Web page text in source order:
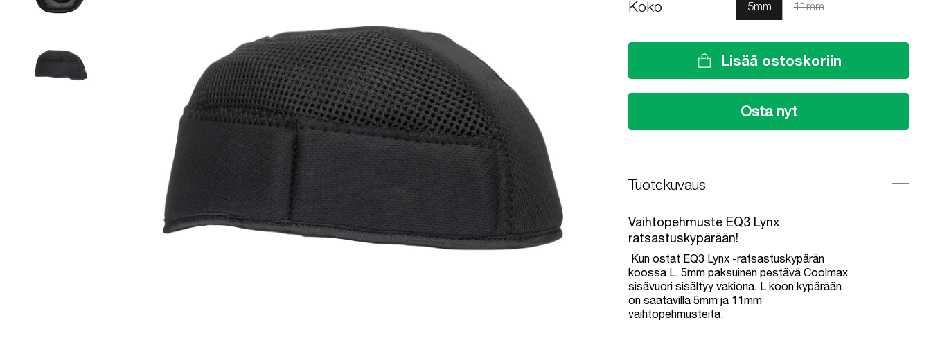
Koko 5mm 11mm
Lisää ostoskoriin
Osta nyt
Tuotekuvaus
Vaihtopehmuste EQ3 Lynx
ratsastuskypärään!
Kun ostat EQ3 Lynx -ratsastuskypärän
koossa L, 5mm paksuinen pestävä Coolmax
sisävuori sisältyy vakiona. L koon kypärään
on saatavilla 5mm ja 11mm
vaihtopehmusteita.